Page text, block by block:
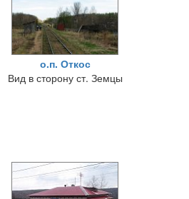
о.п. Откос
Вид в сторону ст. Земцы